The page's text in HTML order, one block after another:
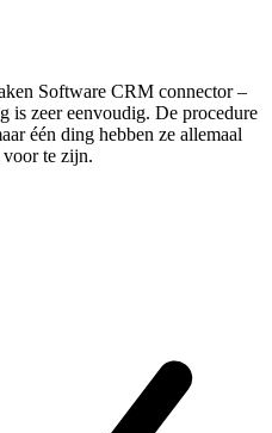
Software CRM connector –
is zeer eenvoudig. De procedure
één ding hebben ze allemaal
voor te zijn.